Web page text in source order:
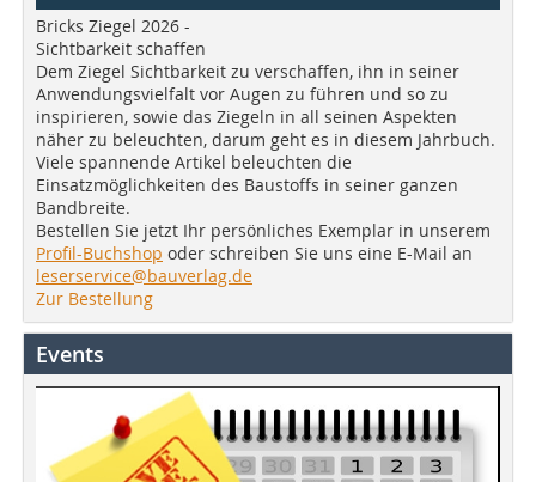
Bricks Ziegel 2026 -
Sichtbarkeit schaffen
Dem Ziegel Sichtbarkeit zu verschaffen, ihn in seiner
Anwendungsvielfalt vor Augen zu führen und so zu
inspirieren, sowie das Ziegeln in all seinen Aspekten
näher zu beleuchten, darum geht es in diesem Jahrbuch.
Viele spannende Artikel beleuchten die
Einsatzmöglichkeiten des Baustoffs in seiner ganzen
Bandbreite.
Bestellen Sie jetzt Ihr persönliches Exemplar in unserem
Profil-Buchshop oder schreiben Sie uns eine E-Mail an
leserservice@bauverlag.de
Zur Bestellung
Events